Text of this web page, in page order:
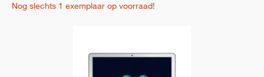
Nog slechts 1 exemplaar op voorraad!